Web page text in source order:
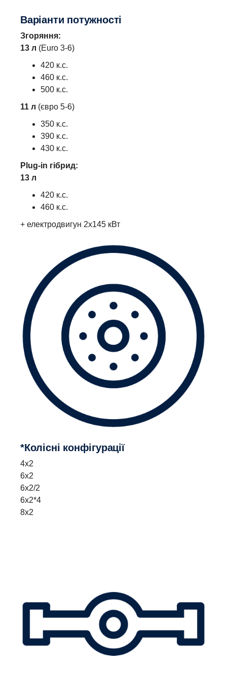
Варіанти потужності
Згоряння:
13 л (Euro 3-6)
420 к.с.
460 к.с.
500 к.с.
11 л (євро 5-6)
350 к.с.
390 к.с.
430 к.с.
Plug-in гібрид:
13 л
420 к.с.
460 к.с.
+ електродвигун 2x145 кВт
*Колісні конфігурації
4x2
6x2
6x2/2
6x2*4
8x2